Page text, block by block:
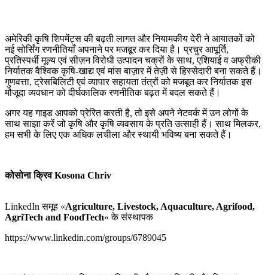
अमेरिकी कृषि शिपमेंट्स की बढ़ती लागत और नियामकीय देरी ने आयातकों को
नई सोर्सिंग रणनीतियाँ अपनाने पर मजबूर कर दिया है। प्रचुर आपूर्ति,
प्रतिस्पर्धी मूल्य एवं सीज़न विरोधी उत्पादन चक्रों के साथ, एशियाई व अफ्रीकी
निर्यातक वैश्विक कृषि-खाद्य एवं मांस बाज़ार में तेज़ी से हिस्सेदारी बना सकते हैं।
गुणवत्ता, ट्रेसबिलिटी एवं व्यापार सहायता तंत्रों को मजबूत कर निर्यातक इस
मौजूदा व्यवधान को दीर्घकालिक रणनीतिक बढ़त में बदल सकते हैं।
अगर यह गाइड आपको प्रेरित करती है, तो इसे अपने नेटवर्क में उन लोगों के
साथ साझा करें जो कृषि और कृषि व्यवसाय के प्रति उत्साही हैं। साथ मिलकर,
हम सभी के लिए एक अधिक लचीला और स्थायी भविष्य बना सकते हैं।
कोसोना क्रिव Kosona Chriv
LinkedIn समूह «Agriculture, Livestock, Aquaculture, Agrifood,
AgriTech and FoodTech» के संस्थापक
https://www.linkedin.com/groups/6789045